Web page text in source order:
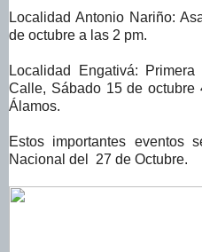
Localidad Antonio Nariño:
de octubre a las 2 pm.
Localidad Engativá:
Calle, Sábado 15 de
Álamos.
Estos importantes eventos
Nacional del 27 de Octubre.